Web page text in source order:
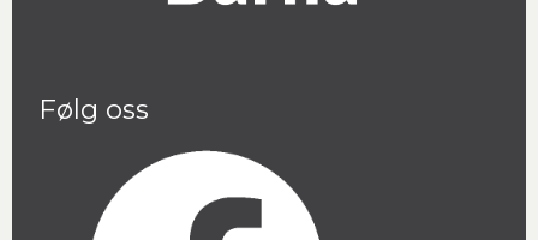
Følg oss